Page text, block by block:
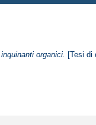
organici. [Tesi di